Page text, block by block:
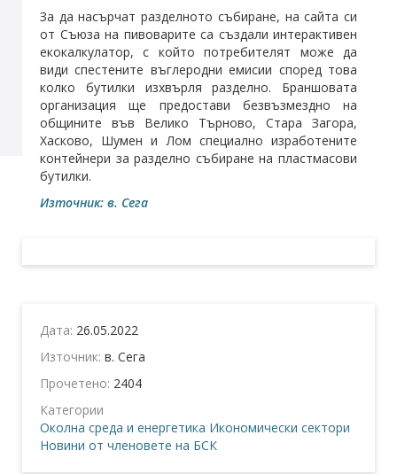
За да насърчат разделното събиране, на сайта си
от Съюза на пивоварите са създали интерактивен
екокалкулатор, с който потребителят може да
види спестените въглеродни емисии според това
колко бутилки изхвърля разделно. Браншовата
организация ще предостави безвъзмездно на
общините във Велико Търново, Стара Загора,
Хасково, Шумен и Лом специално изработените
контейнери за разделно събиране на пластмасови
бутилки.
Източник: в. Сега
Дата: 26.05.2022
Източник: в. Сега
Прочетено: 2404
Категории
Околна среда и енергетика Икономически сектори
Новини от членовете на БСК